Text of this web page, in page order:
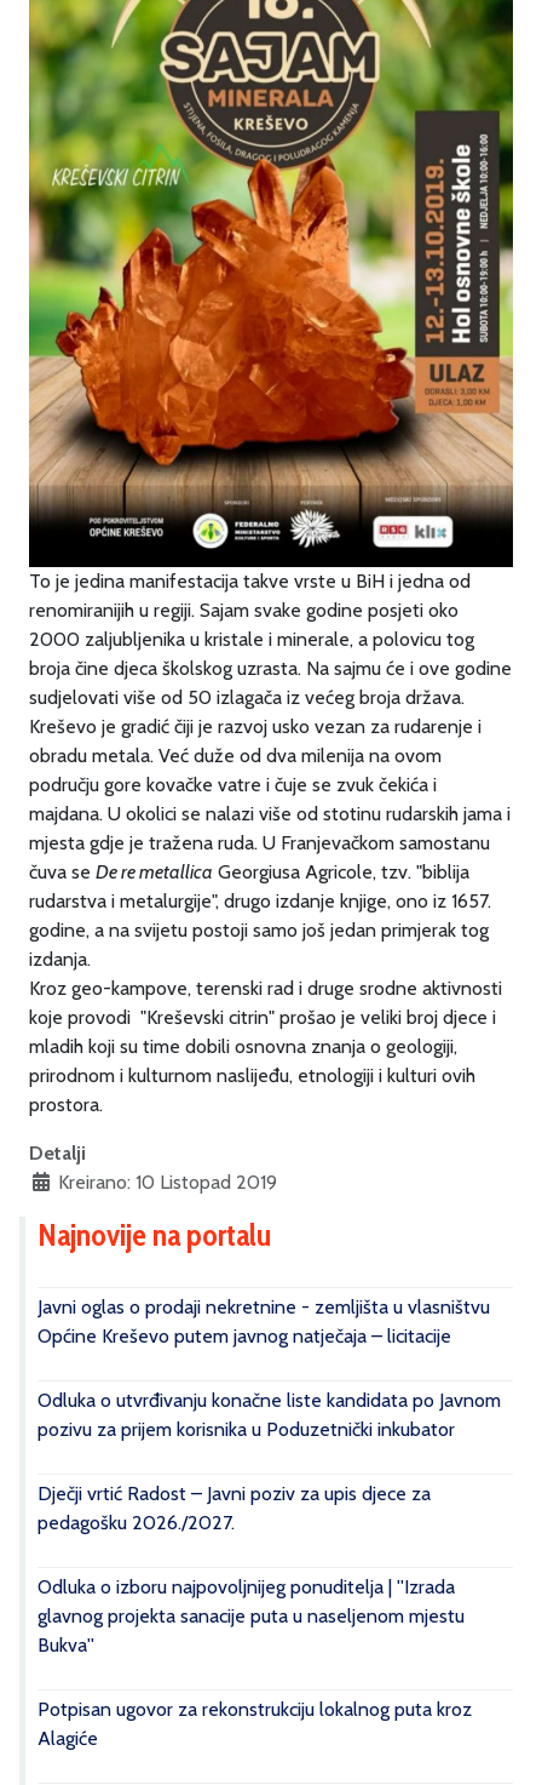
To je jedina manifestacija takve vrste u BiH i jedna od
renomiranijih u regiji. Sajam svake godine posjeti oko
2000 zaljubljenika u kristale i minerale, a polovicu tog
broja čine djeca školskog uzrasta. Na sajmu će i ove godine
sudjelovati više od 50 izlagača iz većeg broja država.
Kreševo je gradić čiji je razvoj usko vezan za rudarenje i
obradu metala. Već duže od dva milenija na ovom
području gore kovačke vatre i čuje se zvuk čekića i
majdana. U okolici se nalazi više od stotinu rudarskih jama i
mjesta gdje je tražena ruda. U Franjevačkom samostanu
čuva se De re metallica Georgiusa Agricole, tzv. "biblija
rudarstva i metalurgije", drugo izdanje knjige, ono iz 1657.
godine, a na svijetu postoji samo još jedan primjerak tog
izdanja.
Kroz geo-kampove, terenski rad i druge srodne aktivnosti
koje provodi "Kreševski citrin" prošao je veliki broj djece i
mladih koji su time dobili osnovna znanja o geologiji,
prirodnom i kulturnom naslijeđu, etnologiji i kulturi ovih
prostora.
Detalji
Kreirano: 10 Listopad 2019
Najnovije na portalu
Javni oglas o prodaji nekretnine - zemljišta u vlasništvu
Općine Kreševo putem javnog natječaja – licitacije
Odluka o utvrđivanju konačne liste kandidata po Javnom
pozivu za prijem korisnika u Poduzetnički inkubator
Dječji vrtić Radost – Javni poziv za upis djece za
pedagošku 2026./2027.
Odluka o izboru najpovoljnijeg ponuditelja | ''Izrada
glavnog projekta sanacije puta u naseljenom mjestu
Bukva''
Potpisan ugovor za rekonstrukciju lokalnog puta kroz
Alagiće